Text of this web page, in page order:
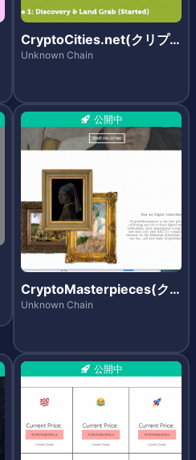
CryptoCities.net(クリプ
トシティーズ)
Unknown Chain
公開中
CryptoMasterpieces(ク
リプトマスターピーシズ)
Unknown Chain
公開中